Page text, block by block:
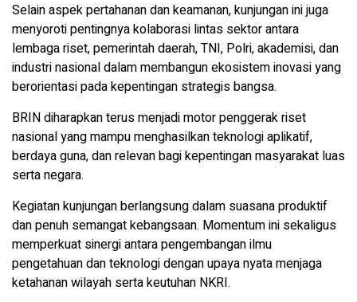
Selain aspek pertahanan dan keamanan, kunjungan ini juga
menyoroti pentingnya kolaborasi lintas sektor antara
lembaga riset, pemerintah daerah, TNI, Polri, akademisi, dan
industri nasional dalam membangun ekosistem inovasi yang
berorientasi pada kepentingan strategis bangsa.
BRIN diharapkan terus menjadi motor penggerak riset
nasional yang mampu menghasilkan teknologi aplikatif,
berdaya guna, dan relevan bagi kepentingan masyarakat luas
serta negara.
Kegiatan kunjungan berlangsung dalam suasana produktif
dan penuh semangat kebangsaan. Momentum ini sekaligus
memperkuat sinergi antara pengembangan ilmu
pengetahuan dan teknologi dengan upaya nyata menjaga
ketahanan wilayah serta keutuhan NKRI.